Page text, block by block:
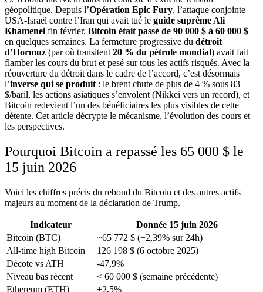
géopolitique. Depuis l’Opération Epic Fury, l’attaque conjointe
USA-Israël contre l’Iran qui avait tué le guide suprême Ali
Khamenei fin février, Bitcoin était passé de 90 000 $ à 60 000 $
en quelques semaines. La fermeture progressive du détroit
d’Hormuz (par où transitent 20 % du pétrole mondial) avait fait
flamber les cours du brut et pesé sur tous les actifs risqués. Avec la
réouverture du détroit dans le cadre de l’accord, c’est désormais
l’inverse qui se produit : le brent chute de plus de 4 % sous 83
$/baril, les actions asiatiques s’envolent (Nikkei vers un record), et
Bitcoin redevient l’un des bénéficiaires les plus visibles de cette
détente. Cet article décrypte le mécanisme, l’évolution des cours et
les perspectives.
Pourquoi Bitcoin a repassé les 65 000 $ le
15 juin 2026
Voici les chiffres précis du rebond du Bitcoin et des autres actifs
majeurs au moment de la déclaration de Trump.
Indicateur
Donnée 15 juin 2026
Bitcoin (BTC)
~65 772 $ (+2,39% sur 24h)
All-time high Bitcoin
126 198 $ (6 octobre 2025)
Décote vs ATH
-47,9%
Niveau bas récent
< 60 000 $ (semaine précédente)
Ethereum (ETH)
+2,5%